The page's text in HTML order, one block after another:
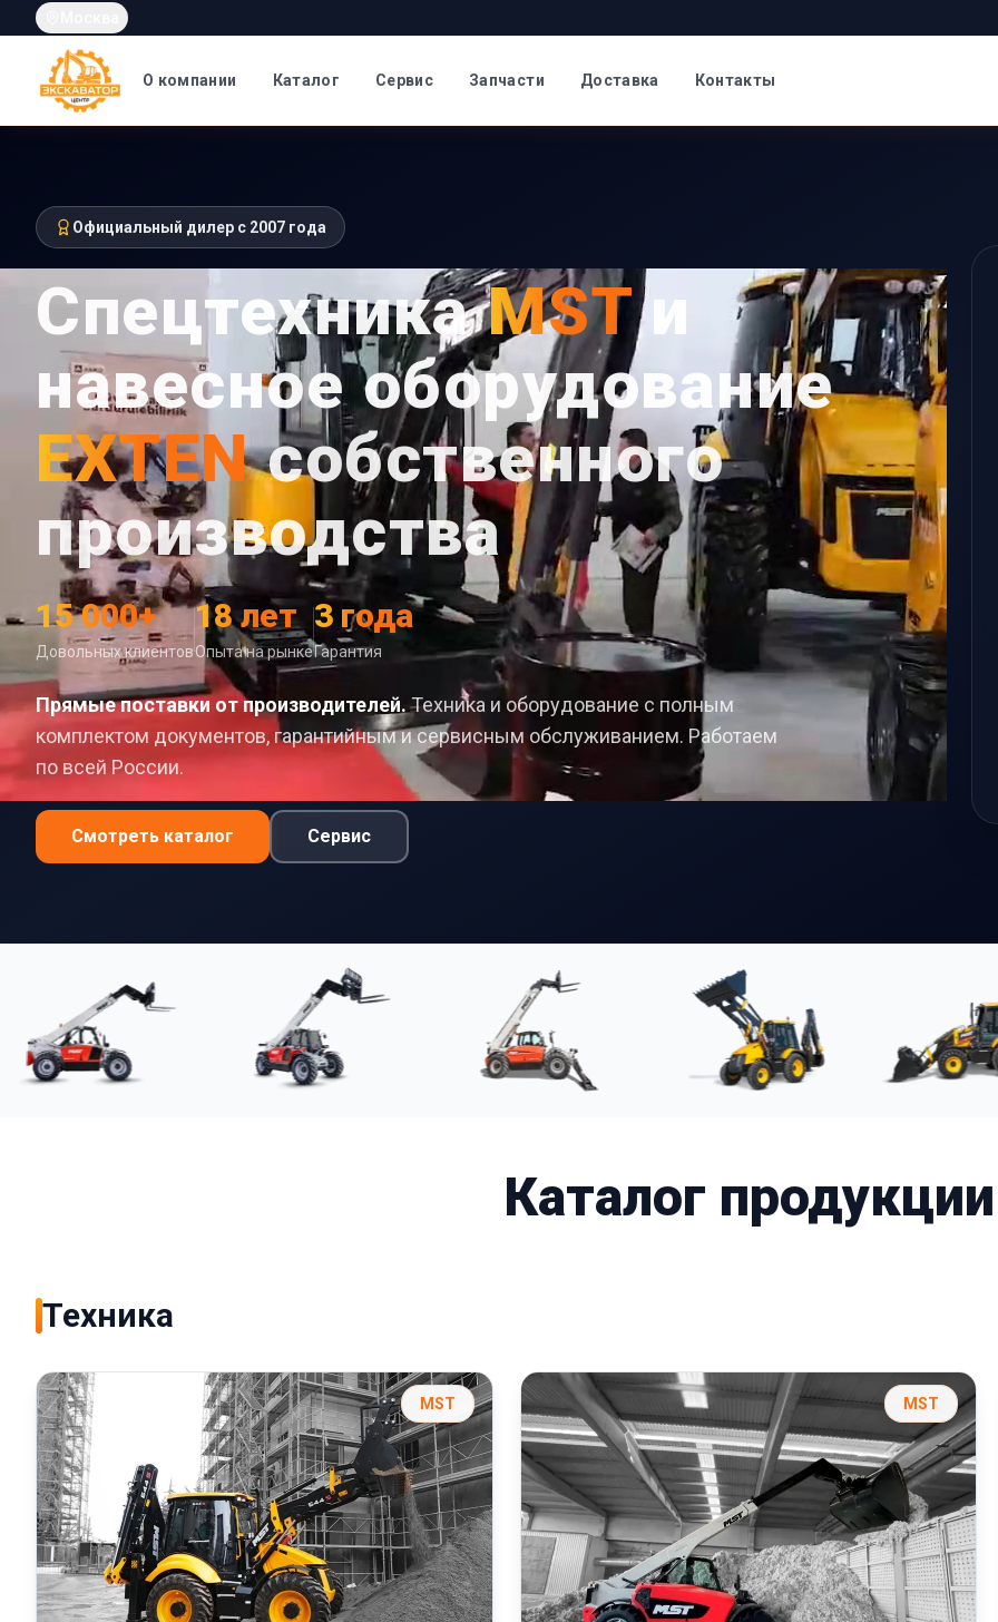
О компании Каталог Сервис Запчасти Доставка Контакты
Официальный дилер с 2007 года
Спецтехника MST и
навесное оборудование
EXTEN собственного
производства
15 000+
Довольных клиентов
18 лет
Опыта на рынке
3 года
Гарантия
Прямые поставки от производителей. Техника и оборудование с полным
комплектом документов, гарантийным и сервисным обслуживанием. Работаем
по всей России.
Смотреть каталог Сервис
Каталог продукции
Техника
MST MST